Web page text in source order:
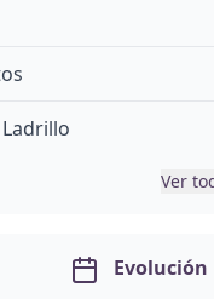
Ver